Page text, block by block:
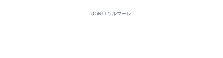
(C)NTTソルマーレ